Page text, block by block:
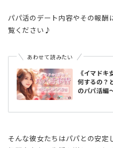
パパ活のデート内容やその報
覧ください♪
あわせて読みたい
《イマドキ
何するの？
のパパ活編
そんな彼女たちはパパとの安